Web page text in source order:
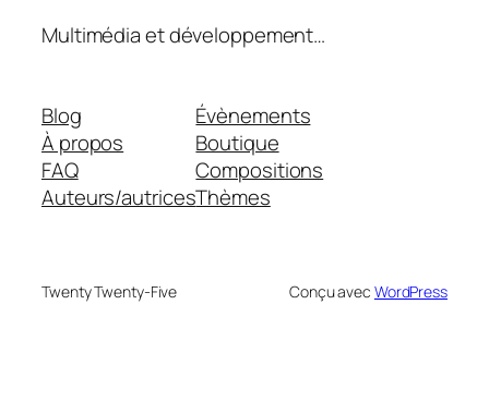
Multimédia et développement…
Blog
À propos
FAQ
Auteurs/autrices
Évènements
Boutique
Compositions
Thèmes
Twenty Twenty-Five Conçu avec WordPress